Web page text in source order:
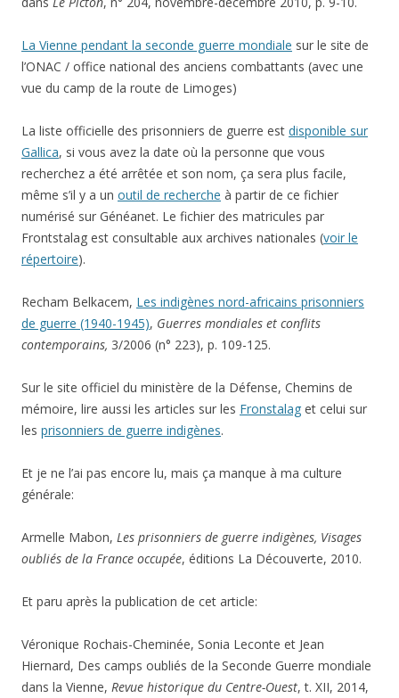
La Vienne pendant la seconde guerre mondiale sur le site de
l’ONAC / office national des anciens combattants (avec une
vue du camp de la route de Limoges)
La liste officielle des prisonniers de guerre est disponible sur
Gallica, si vous avez la date où la personne que vous
recherchez a été arrêtée et son nom, ça sera plus facile,
même s’il y a un outil de recherche à partir de ce fichier
numérisé sur Généanet. Le fichier des matricules par
Frontstalag est consultable aux archives nationales (voir le
répertoire).
Recham Belkacem, Les indigènes nord-africains prisonniers
de guerre (1940-1945), Guerres mondiales et conflits
contemporains, 3/2006 (n° 223), p. 109-125.
Sur le site officiel du ministère de la Défense, Chemins de
mémoire, lire aussi les articles sur les Fronstalag et celui sur
les prisonniers de guerre indigènes.
Et je ne l’ai pas encore lu, mais ça manque à ma culture
générale:
Armelle Mabon, Les prisonniers de guerre indigènes, Visages
oubliés de la France occupée, éditions La Découverte, 2010.
Et paru après la publication de cet article:
Véronique Rochais-Cheminée, Sonia Leconte et Jean
Hiernard, Des camps oubliés de la Seconde Guerre mondiale
dans la Vienne, Revue historique du Centre-Ouest, t. XII, 2014,